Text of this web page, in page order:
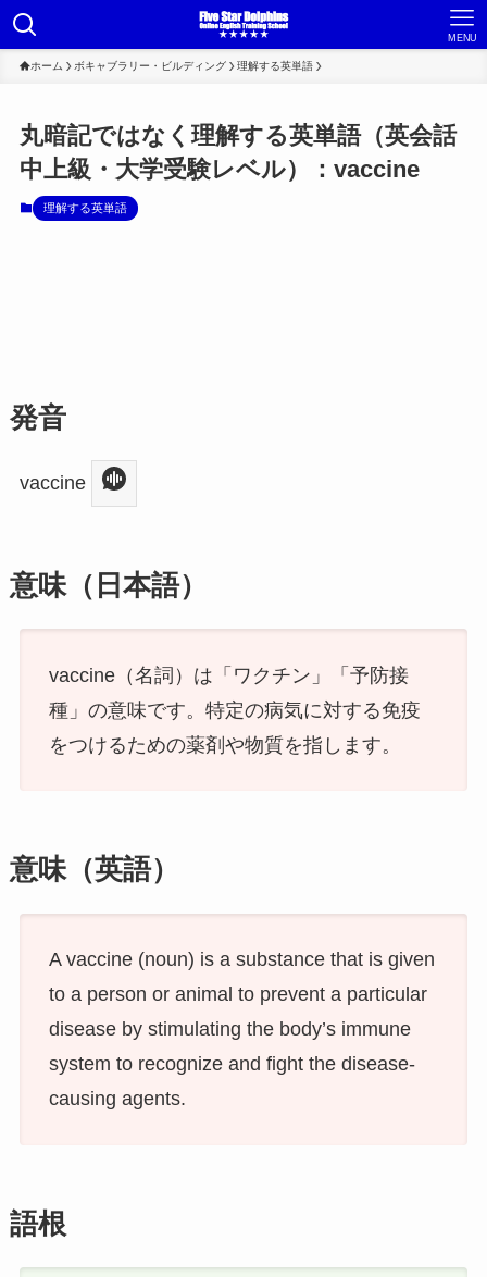
MENU
ホーム ボキャブラリー・ビルディング 理解する英単語
丸暗記ではなく理解する英単語（英会話
中上級・大学受験レベル）：vaccine
理解する英単語
発音
vaccine
意味（日本語）
vaccine（名詞）は「ワクチン」「予防接
種」の意味です。特定の病気に対する免疫
をつけるための薬剤や物質を指します。
意味（英語）
A vaccine (noun) is a substance that is given
to a person or animal to prevent a particular
disease by stimulating the body’s immune
system to recognize and fight the disease-
causing agents.
語根